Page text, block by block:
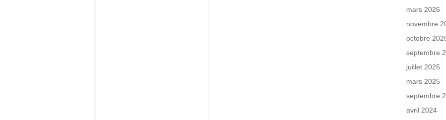
mars 2026
novembre
octobre
septembre
juillet 2025
mars 2025
septembre
avril 2024